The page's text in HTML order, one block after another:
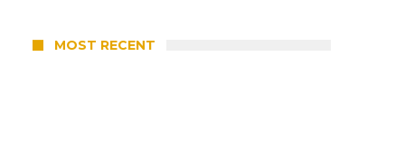
MOST RECENT